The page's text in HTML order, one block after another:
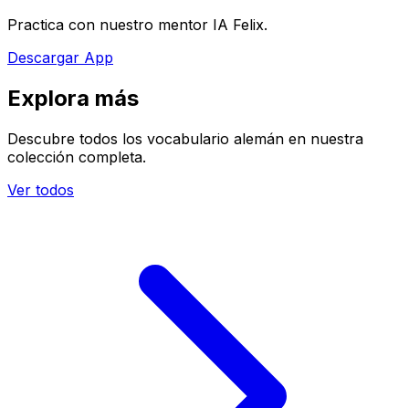
Practica con nuestro mentor IA Felix.
Descargar App
Explora más
Descubre todos los vocabulario alemán en nuestra
colección completa.
Ver todos